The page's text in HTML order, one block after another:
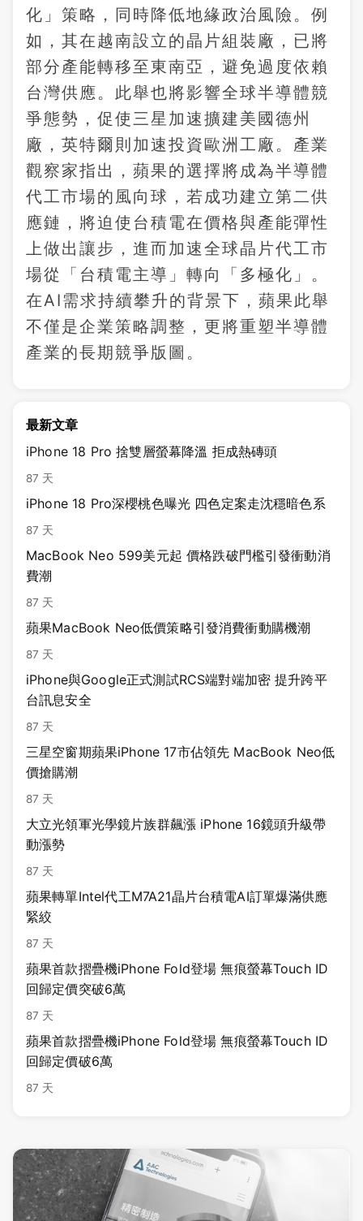
化」策略，同時降低地緣政治風險。例
如，其在越南設立的晶片組裝廠，已將
部分產能轉移至東南亞，避免過度依賴
台灣供應。此舉也將影響全球半導體競
爭態勢，促使三星加速擴建美國德州
廠，英特爾則加速投資歐洲工廠。產業
觀察家指出，蘋果的選擇將成為半導體
代工市場的風向球，若成功建立第二供
應鏈，將迫使台積電在價格與產能彈性
上做出讓步，進而加速全球晶片代工市
場從「台積電主導」轉向「多極化」。
在AI需求持續攀升的背景下，蘋果此舉
不僅是企業策略調整，更將重塑半導體
產業的長期競爭版圖。
最新文章
iPhone 18 Pro 捨雙層螢幕降溫 拒成熱磚頭
87 天
iPhone 18 Pro深櫻桃色曝光 四色定案走沈穩暗色系
87 天
MacBook Neo 599美元起 價格跌破門檻引發衝動消
費潮
87 天
蘋果MacBook Neo低價策略引發消費衝動購機潮
87 天
iPhone與Google正式測試RCS端對端加密 提升跨平
台訊息安全
87 天
三星空窗期蘋果iPhone 17市佔領先 MacBook Neo低
價搶購潮
87 天
大立光領軍光學鏡片族群飆漲 iPhone 16鏡頭升級帶
動漲勢
87 天
蘋果轉單Intel代工M7A21晶片台積電AI訂單爆滿供應
緊絞
87 天
蘋果首款摺疊機iPhone Fold登場 無痕螢幕Touch ID
回歸定價突破6萬
87 天
蘋果首款摺疊機iPhone Fold登場 無痕螢幕Touch ID
回歸定價破6萬
87 天